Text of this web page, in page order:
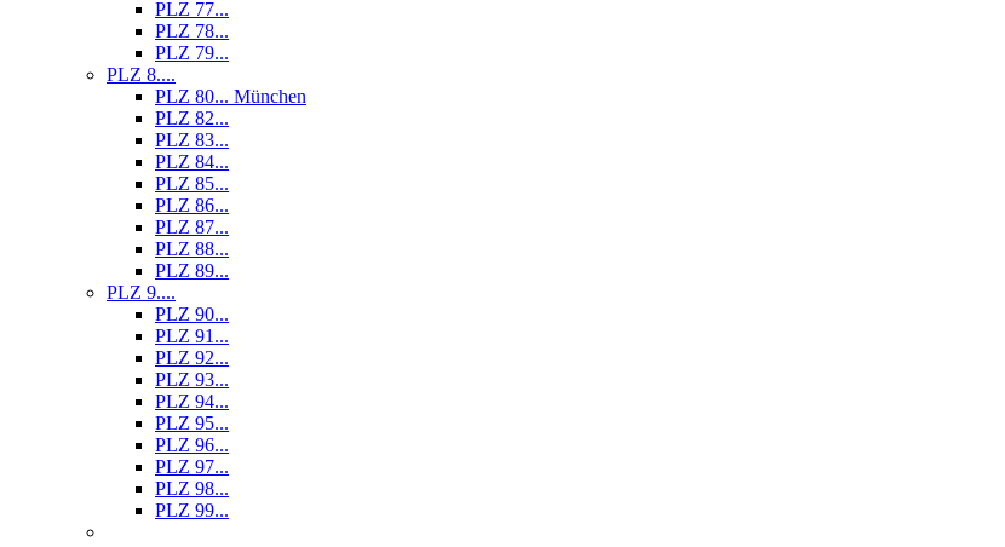
PLZ 77...
PLZ 78...
PLZ 79...
PLZ 8....
PLZ 80... München
PLZ 82...
PLZ 83...
PLZ 84...
PLZ 85...
PLZ 86...
PLZ 87...
PLZ 88...
PLZ 89...
PLZ 9....
PLZ 90...
PLZ 91...
PLZ 92...
PLZ 93...
PLZ 94...
PLZ 95...
PLZ 96...
PLZ 97...
PLZ 98...
PLZ 99...